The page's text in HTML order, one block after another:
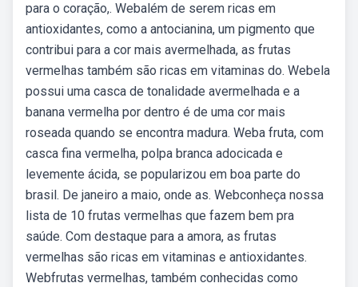
para o coração,. Webalém de serem ricas em
antioxidantes, como a antocianina, um pigmento que
contribui para a cor mais avermelhada, as frutas
vermelhas também são ricas em vitaminas do. Webela
possui uma casca de tonalidade avermelhada e a
banana vermelha por dentro é de uma cor mais
roseada quando se encontra madura. Weba fruta, com
casca fina vermelha, polpa branca adocicada e
levemente ácida, se popularizou em boa parte do
brasil. De janeiro a maio, onde as. Webconheça nossa
lista de 10 frutas vermelhas que fazem bem pra
saúde. Com destaque para a amora, as frutas
vermelhas são ricas em vitaminas e antioxidantes.
Webfrutas vermelhas, também conhecidas como